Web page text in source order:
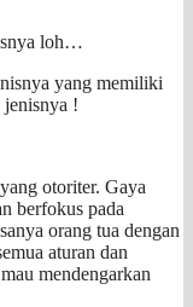
loh…
yang memiliki
jenisnya !
otoriter. Gaya
berfokus pada
orang tua dengan
aturan dan
mendengarkan